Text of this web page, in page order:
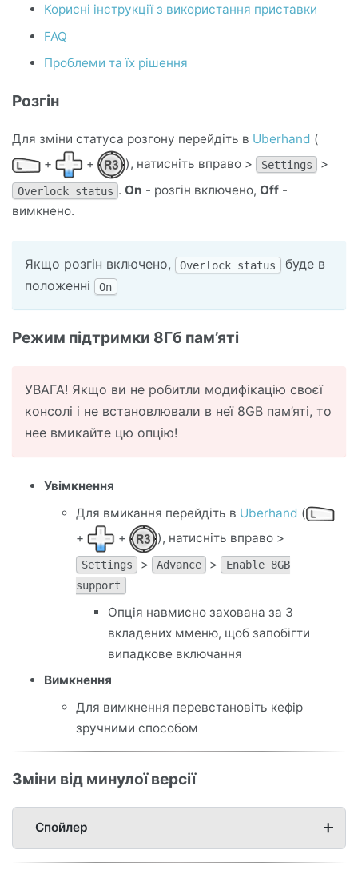
Корисні інструкції з використання приставки
FAQ
Проблеми та їх рішення
Розгін
Для зміни статуса розгону перейдіть в Uberhand (
+
+ ), натисніть вправо > Settings >
Overlock status . On - розгін включено, Off-
вимкнено.
Якщо розгін включено, Overlock status буде в
положенні On
Режим підтримки 8Гб пам’яті
УВАГА! Якщо ви не робитли модифікацію своєї
консолі і не встановлювали в неї 8GB пам’яті, то
нее вмикайте цю опцію!
Увімкнення
Для вмикання перейдіть в Uberhand (
+
+ ), натисніть вправо >
Settings > Advance >
Enable 8GB
support
Опція навмисно захована за 3
вкладених мменю, щоб запобігти
випадкове включання
Вимкнення
Для вимкнення перевстановіть кефір
зручними способом
Зміни від минулої версії
Спойлер